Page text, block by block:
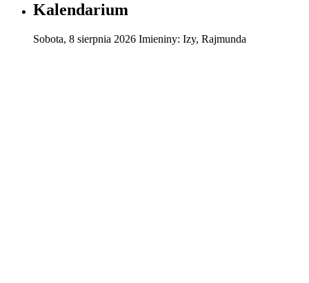
Kalendarium
Sobota, 8 sierpnia 2026 Imieniny: Izy, Rajmunda